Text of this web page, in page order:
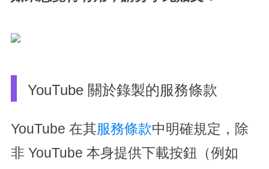
YouTube 關於錄製的服務條款
YouTube 在其服務條款中明確規定，除
非 YouTube 本身提供下載按鈕（例如